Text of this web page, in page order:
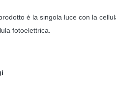
è la singola luce con la
fotoelettrica.